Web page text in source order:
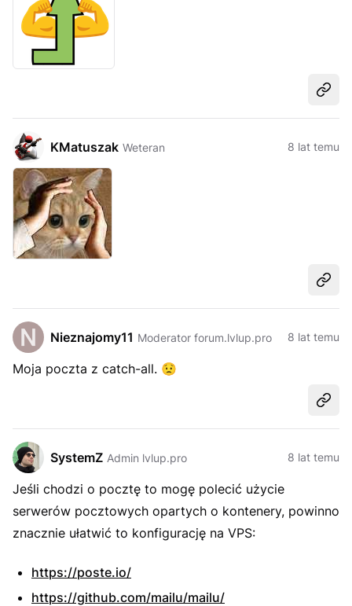
KMatuszak Weteran 8 lat temu
Nieznajomy11 Moderator forum.lvlup.pro 8 lat temu
Moja poczta z catch-all. 😟
SystemZ Admin lvlup.pro 8 lat temu
Jeśli chodzi o pocztę to mogę polecić użycie
serwerów pocztowych opartych o kontenery, powinno
znacznie ułatwić to konfigurację na VPS:
https://poste.io/
https://github.com/mailu/mailu/